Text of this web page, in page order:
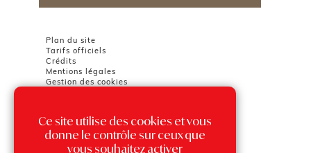
Plan du site
Tarifs officiels
Crédits
Mentions légales
Gestion des cookies
Chambre Immobilière Monégasque
Tour Odéon
36 avenue de l'Annonciade
98000 MONACO
Ce site utilise des cookies et vous
donne le contrôle sur ceux que
vous souhaitez activer